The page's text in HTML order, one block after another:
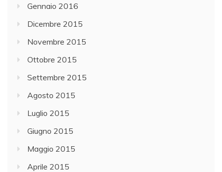
Gennaio 2016
Dicembre 2015
Novembre 2015
Ottobre 2015
Settembre 2015
Agosto 2015
Luglio 2015
Giugno 2015
Maggio 2015
Aprile 2015